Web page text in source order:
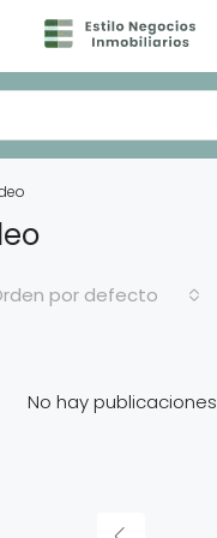
por defecto
No hay publicaciones